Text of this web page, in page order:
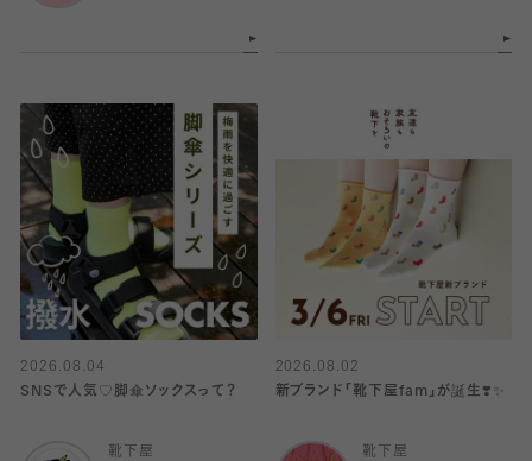
2026.08.04
SNSで人気♡脚傘ソックスって？
靴下屋
2026.08.02
新ブランド「靴下屋fam」が誕生❣️✨
靴下屋